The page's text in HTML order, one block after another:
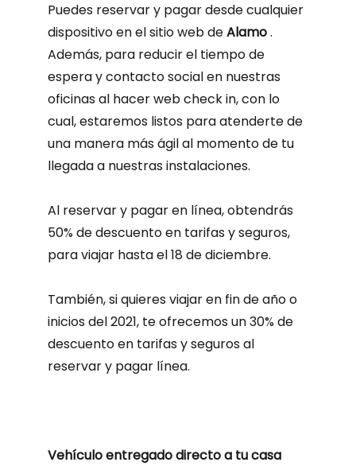
Puedes reservar y pagar desde cualquier
dispositivo en el sitio web deAlamo.
Además, para reducir el tiempo de
espera y contacto social en nuestras
oficinas al hacer web check in, con lo
cual, estaremos listos para atenderte de
una manera más ágil al momento de tu
llegada a nuestras instalaciones.
Al reservar y pagar en línea, obtendrás
50% de descuento en tarifas y seguros,
para viajar hasta el 18 de diciembre.
También, si quieres viajar en fin de año o
inicios del 2021, te ofrecemos un 30% de
descuento en tarifas y seguros al
reservar y pagar línea.
Vehículo entregado directo a tu casa